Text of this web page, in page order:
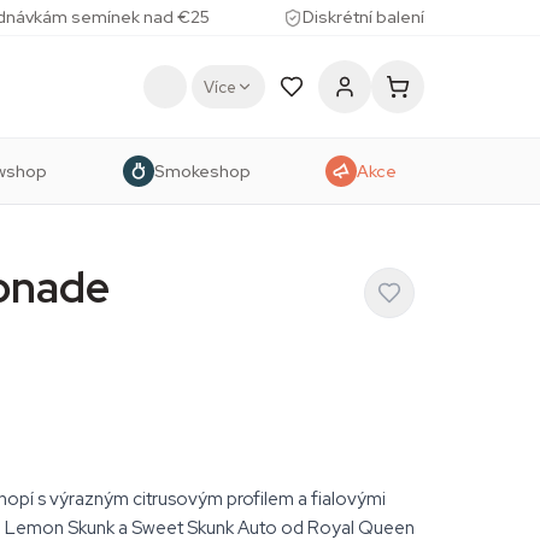
semínek nad €25 Diskrétní balení
Více
Smokeshop Akce
s výrazným citrusovým profilem a fialovými
Skunk a Sweet Skunk Auto od Royal Queen